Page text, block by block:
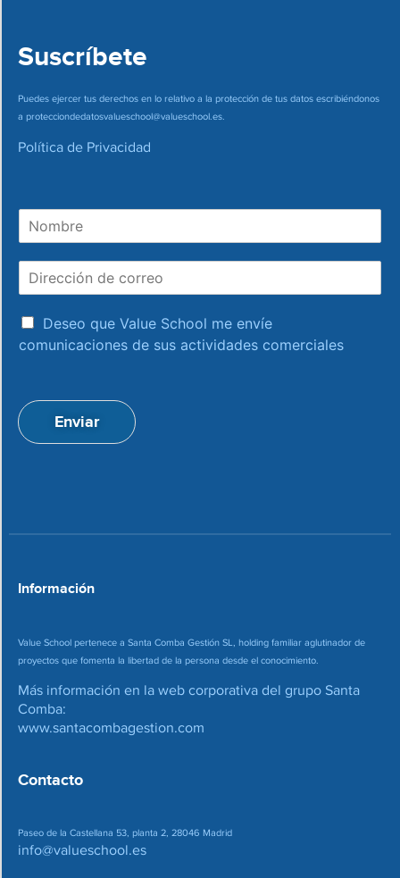
Suscríbete
Puedes ejercer tus derechos en lo relativo a la protección de tus datos escribiéndonos
a protecciondedatosvalueschool@valueschool.es.
Política de Privacidad
e
c
n
d
e
a
c
a
c
Deseo que Value School me envíe
comunicaciones de sus actividades comerciales
Enviar
Información
Value School pertenece a Santa Comba Gestión SL, holding familiar aglutinador de
proyectos que fomenta la libertad de la persona desde el conocimiento.
Más información en la web corporativa del grupo Santa
Comba:
www.santacombagestion.com
Contacto
Paseo de la Castellana 53, planta 2, 28046 Madrid
info@valueschool.es